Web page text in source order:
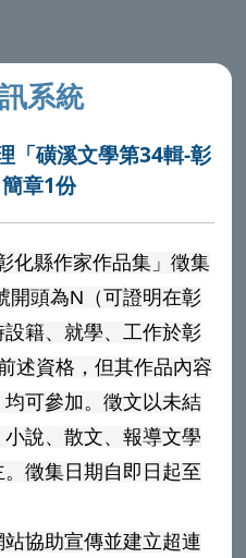
系統
「磺溪文學第34輯-彰
章1份
化縣作家作品集」徵集
開頭為N（可證明在彰
籍、就學、工作於彰
述資格，但其作品內容
可參加。徵文以未結
說、散文、報導文學
徵集日期自即日起至
協助宣傳並建立超連